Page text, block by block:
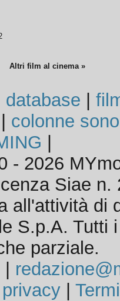
Altri film al cinema »
database
colonne
- 2026
Siae n.
all'attività di
S.p.A. Tutti
parziale.
|